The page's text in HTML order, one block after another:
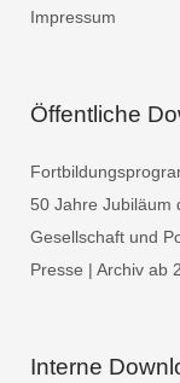
Impressum
Öffentliche
50 Jahre Jubiläum
Gesellschaft und
Presse | Archiv ab
Interne